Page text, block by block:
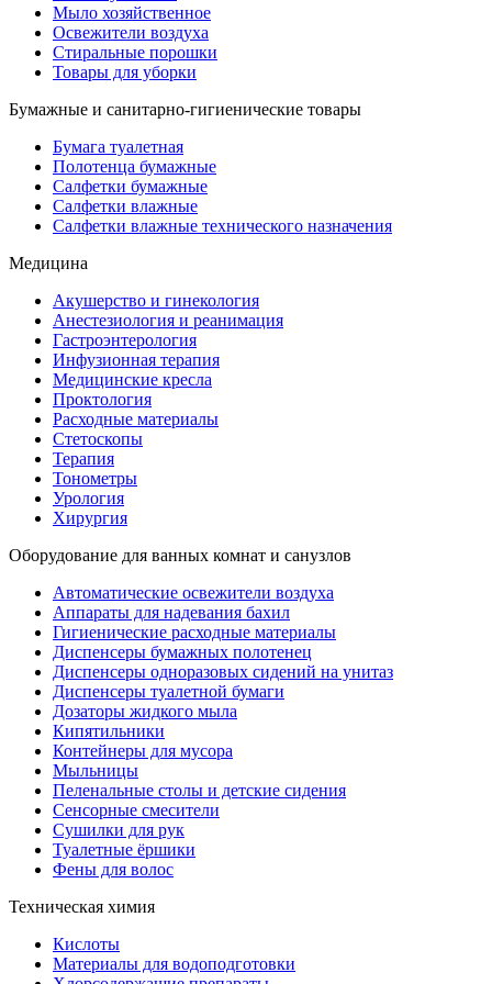
Мыло хозяйственное
Освежители воздуха
Стиральные порошки
Товары для уборки
Бумажные и санитарно-гигиенические товары
Бумага туалетная
Полотенца бумажные
Салфетки бумажные
Салфетки влажные
Салфетки влажные технического назначения
Медицина
Акушерство и гинекология
Анестезиология и реанимация
Гастроэнтерология
Инфузионная терапия
Медицинские кресла
Проктология
Расходные материалы
Стетоскопы
Терапия
Тонометры
Урология
Хирургия
Оборудование для ванных комнат и санузлов
Автоматические освежители воздуха
Аппараты для надевания бахил
Гигиенические расходные материалы
Диспенсеры бумажных полотенец
Диспенсеры одноразовых сидений на унитаз
Диспенсеры туалетной бумаги
Дозаторы жидкого мыла
Кипятильники
Контейнеры для мусора
Мыльницы
Пеленальные столы и детские сидения
Сенсорные смесители
Сушилки для рук
Туалетные ёршики
Фены для волос
Техническая химия
Кислоты
Материалы для водоподготовки